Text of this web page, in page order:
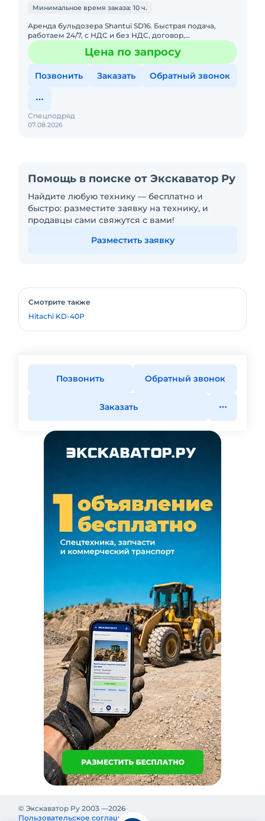
Минимальное время заказа: 10 ч.
Аренда бульдозера Shantui SD16. Быстрая подача,
работаем 24/7, с НДС и без НДС, договор,
закрывающие документы. АРЕНДА БУЛЬДОЗЕРА
SHANTUI SD16Предоставляем в а
Цена по запросу
Позвонить Заказать Обратный звонок
07.08.2026
Спецподряд
Помощь в поиске от Экскаватор Ру
Найдите любую технику — бесплатно и
быстро: разместите заявку на технику, и
продавцы сами свяжутся с вами!
Разместить заявку
Смотрите также
Hitachi KD-40P
Позвонить Обратный звонок
Заказать
© Экскаватор Ру 2003 —2026
Пользовательское соглашение